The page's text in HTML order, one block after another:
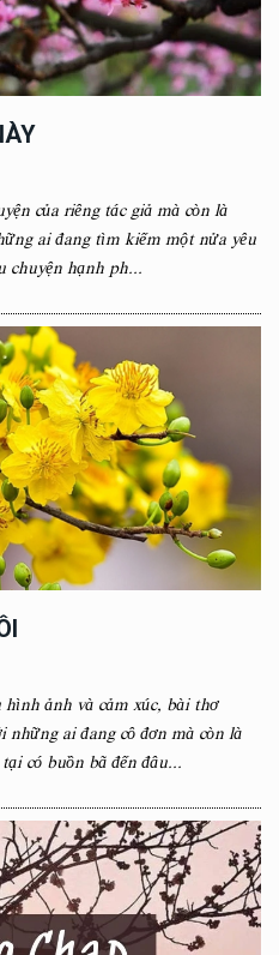
của riêng tác giả mà còn là
ai đang tìm kiếm một nửa yêu
chuyện hạnh ph...
ảnh và cảm xúc, bài thơ
những ai đang cô đơn mà còn là
có buồn bã đến đâu...